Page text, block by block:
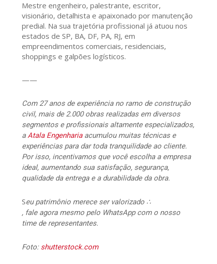
Mestre engenheiro, palestrante, escritor,
visionário, detalhista e apaixonado por manutenção
predial. Na sua trajetória profissional já atuou nos
estados de SP, BA, DF, PA, RJ, em
empreendimentos comerciais, residenciais,
shoppings e galpões logísticos.
——
Com 27 anos de experiência no ramo de construção
civil, mais de 2.000 obras realizadas em diversos
segmentos e profissionais altamente especializados,
aAtala Engenhariaacumulou muitas técnicas e
experiências para dar toda tranquilidade ao cliente.
Por isso, incentivamos que você escolha a empresa
ideal, aumentando sua satisfação, segurança,
qualidade da entrega e a durabilidade da obra.
Seu patrimônio merece ser valorizado ∴
, fale agora mesmo pelo WhatsApp com o nosso
time de representantes.
Foto: shutterstock.com